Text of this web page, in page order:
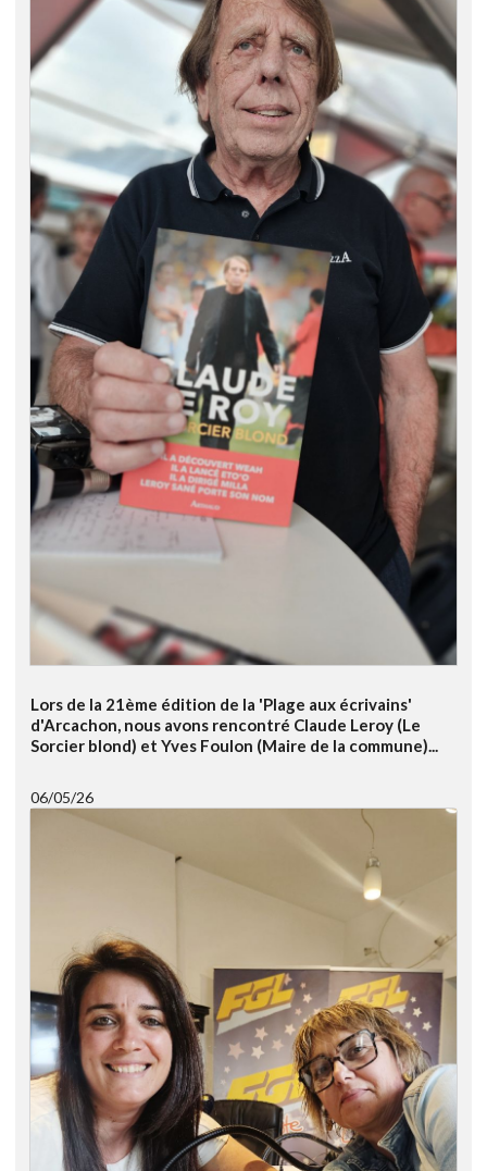
Lors de la 21ème édition de la 'Plage aux écrivains'
d'Arcachon, nous avons rencontré Claude Leroy (Le
Sorcier blond) et Yves Foulon (Maire de la commune)...
06/05/26